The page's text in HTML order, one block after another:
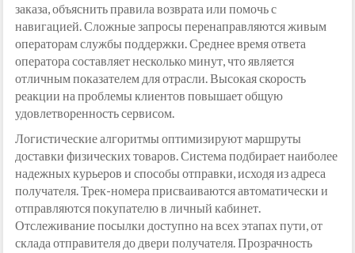
заказа, объяснить правила возврата или помочь с
навигацией. Сложные запросы перенаправляются живым
операторам службы поддержки. Среднее время ответа
оператора составляет несколько минут, что является
отличным показателем для отрасли. Высокая скорость
реакции на проблемы клиентов повышает общую
удовлетворенность сервисом.
Логистические алгоритмы оптимизируют маршруты
доставки физических товаров. Система подбирает наиболее
надежных курьеров и способы отправки, исходя из адреса
получателя. Трек-номера присваиваются автоматически и
отправляются покупателю в личный кабинет.
Отслеживание посылки доступно на всех этапах пути, от
склада отправителя до двери получателя. Прозрачность